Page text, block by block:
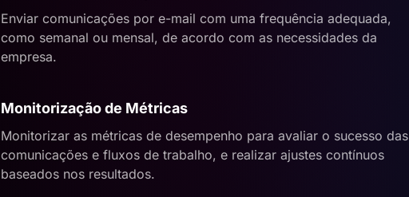
Enviar comunicações por e-mail com uma frequência adequada,
como semanal ou mensal, de acordo com as necessidades da
empresa.
Monitorização de Métricas
Monitorizar as métricas de desempenho para avaliar o sucesso das
comunicações e fluxos de trabalho, e realizar ajustes contínuos
baseados nos resultados.